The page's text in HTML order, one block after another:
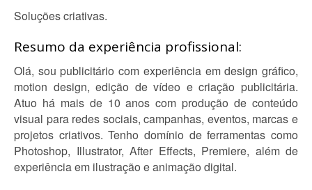
Soluções criativas.
Resumo da experiência profissional:
Olá, sou publicitário com experiência em design gráfico,
motion design, edição de vídeo e criação publicitária.
Atuo há mais de 10 anos com produção de conteúdo
visual para redes sociais, campanhas, eventos, marcas e
projetos criativos. Tenho domínio de ferramentas como
Photoshop, Illustrator, After Effects, Premiere, além de
experiência em ilustração e animação digital.